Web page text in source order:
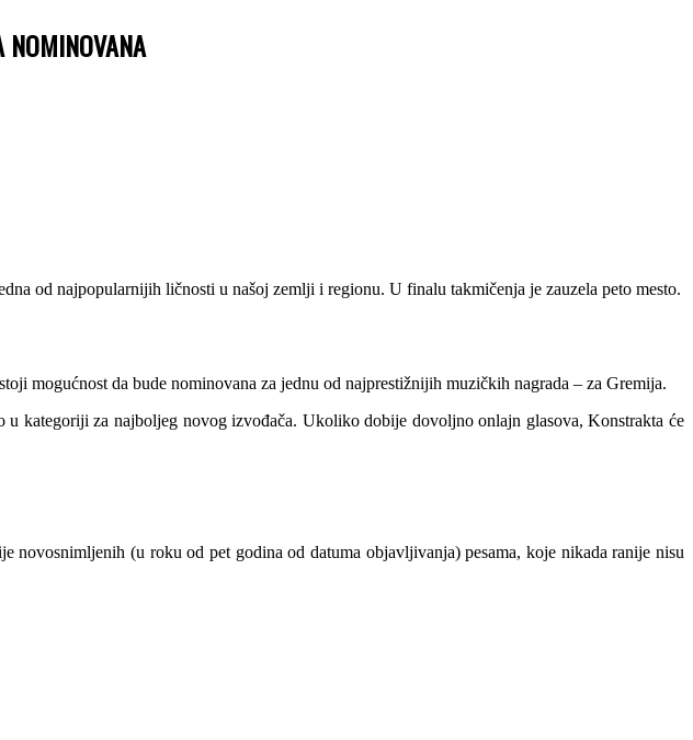
NOMINOVANA
od najpopularnijih ličnosti u našoj zemlji i regionu. U finalu takmičenja je zauzela peto mesto.
mogućnost da bude nominovana za jednu od najprestižnijih muzičkih nagrada – za Gremija.
kategoriji za najboljeg novog izvođača. Ukoliko dobije dovoljno onlajn glasova, Konstrakta će
novosnimljenih (u roku od pet godina od datuma objavljivanja) pesama, koje nikada ranije nisu